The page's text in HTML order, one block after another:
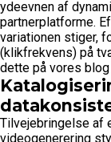
ydeevnen af
partnerplatforme.
variationen stiger,
(klikfrekvens) på
dette på vores
Tilvejebringelse af
videogenerering